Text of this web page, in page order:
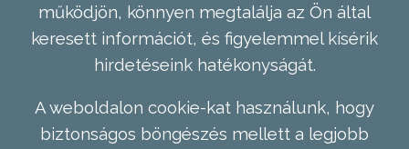
működjön, könnyen megtalálja az Ön által
keresett információt, és figyelemmel kísérik
hirdetéseink hatékonyságát.
A weboldalon cookie-kat használunk, hogy
biztonságos böngészés mellett a legjobb